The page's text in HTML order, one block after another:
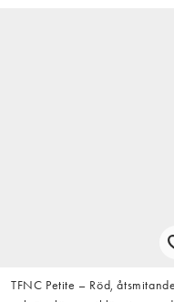
TFNC Petite – Röd, åtsmitande